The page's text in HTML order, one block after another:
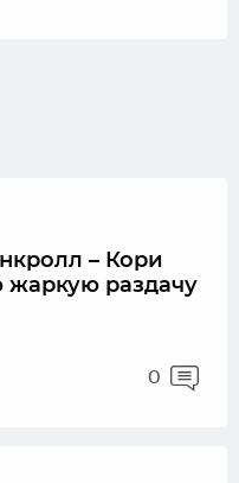
– Кори
жаркую раздачу
0